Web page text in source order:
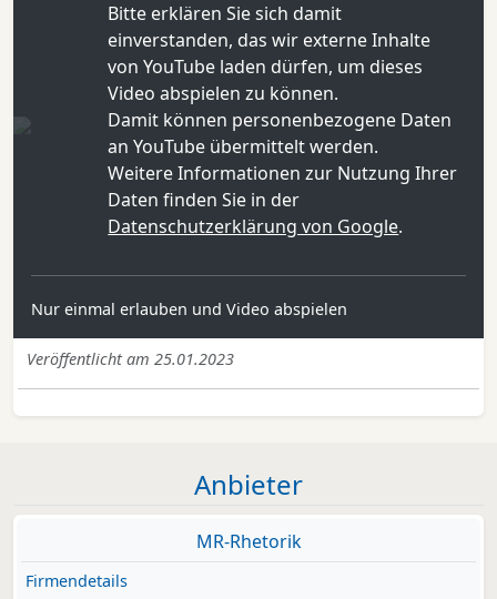
Bitte erklären Sie sich damit
einverstanden, das wir externe Inhalte
von YouTube laden dürfen, um dieses
Video abspielen zu können.
Damit können personenbezogene Daten
an YouTube übermittelt werden.
Weitere Informationen zur Nutzung Ihrer
Daten finden Sie in der
Datenschutzerklärung von Google.
Nur einmal erlauben und Video abspielen
Veröffentlicht am 25.01.2023
Anbieter
MR-Rhetorik
Firmendetails